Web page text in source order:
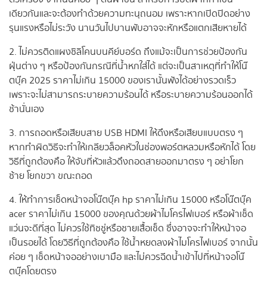
เดียวกันและจะต้องทำด้วยความทะนุถนอม เพราะหากเปิดปิดอย่าง
รุนแรงหรือไม่ระวัง นานวันไปบานพับอาจจะหักหรือแตกเสียหายได้
2. ไม่ควรติดแผงซิลิโคนบนคีย์บอร์ด ถึงแม้จะเป็นการช่วยป้องกัน
ฝุ่นต่าง ๆ หรือป้องกันกรณีที่น้ำหกใส่ได้ แต่จะเป็นสาเหตุที่ทำให้โน๊
ตบุ๊ค 2025 ราคาไม่เกิน 15000 ของเรานั้นพังได้อย่างรวดเร็ว
เพราะจะไม่สามารถระบายความร้อนได้ หรือระบายความร้อนออกได้
ช้านั่นเอง
3. การถอดหรือเสียบสาย USB HDMI ให้ดึงหรือเสียบแบบตรง ๆ
หากทำผิดวิธีจะทำให้เกลียวล็อคหัวในช่องพอร์ตหลวมหรือหักได้ โดย
วิธีที่ถูกต้องคือ ให้จับที่หัวแล้วดึงถอดสายออกมาตรง ๆ อย่าโยก
ซ้าย โยกขวา ขณะถอด
4. ให้ทำการเช็ดหน้าจอโน๊ตบุ๊ค hp ราคาไม่เกิน 15000 หรือโน๊ตบุ๊ค
acer ราคาไม่เกิน 15000 ของคุณด้วยผ้าไมโครไฟเบอร์ หรือผ้าเช็ด
แว่นจะดีที่สุด ไม่ควรใช้ทิชชู่หรือชายเสื้อเช็ด ซึ่งอาจจะทำให้หน้าจอ
เป็นรอยได้ โดยวิธีที่ถูกต้องคือ ใช้น้ำหยดลงผ้าไมโครไฟเบอร์ จากนั้น
ค่อย ๆ เช็ดหน้าจออย่างเบามือ และไม่ควรฉีดน้ำเข้าไปที่หน้าจอโน๊
ตบุ๊คโดยตรง